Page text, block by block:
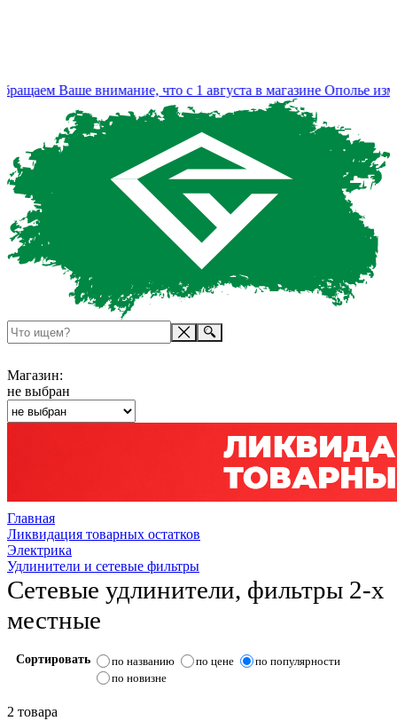
Ваше внимание, что с 1 августа в магазине Ополье
Магазин:
не выбран
Главная
Ликвидация товарных остатков
Электрика
Удлинители и сетевые фильтры
Сетевые удлинители, фильтры 2-х
местные
Сортировать по названию по цене
по популярности
по новизне
2 товара